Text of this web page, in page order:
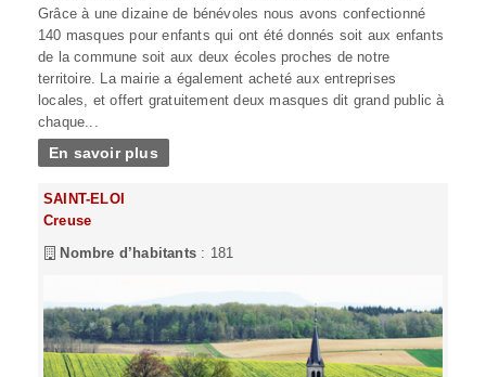
Grâce à une dizaine de bénévoles nous avons confectionné
140 masques pour enfants qui ont été donnés soit aux enfants
de la commune soit aux deux écoles proches de notre
territoire. La mairie a également acheté aux entreprises
locales, et offert gratuitement deux masques dit grand public à
chaque...
En savoir plus
SAINT-ELOI
Creuse
Nombre d’habitants : 181